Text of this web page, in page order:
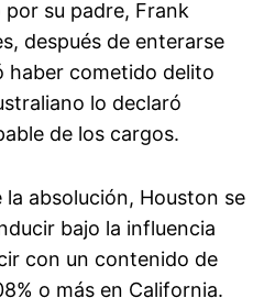
su padre, Frank
después de enterarse
haber cometido delito
lo declaró
de los cargos.
absolución, Houston se
bajo la influencia
con un contenido de
o más en California.